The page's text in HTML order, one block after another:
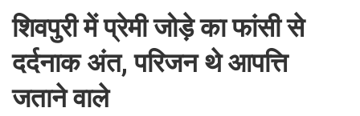
शिवपुरी में प्रेमी जोड़े का फांसी से
दर्दनाक अंत, परिजन थे आपत्ति
जताने वाले